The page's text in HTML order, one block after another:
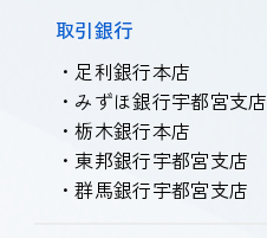
取引銀行
・足利銀行本店
・みずほ銀行宇都宮支店
・栃木銀行本店
・東邦銀行宇都宮支店
・群馬銀行宇都宮支店